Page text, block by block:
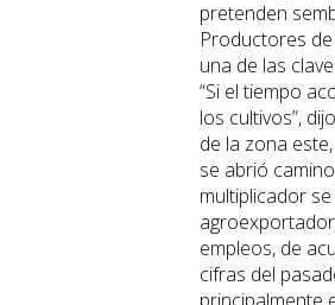
pretenden
Productores
una de las
“Si el tiempo
los cultivos”,
de la zona
se abrió
multiplicador
empleos, de
cifras del